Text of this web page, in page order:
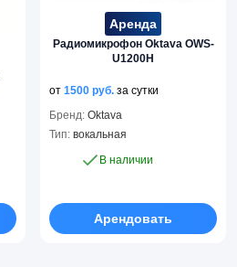
Аренда
Радиомикрофон Oktava OWS-
U1200H
от1500руб. за сутки
Бренд: Oktava
Тип: вокальная
В наличии
Арендовать